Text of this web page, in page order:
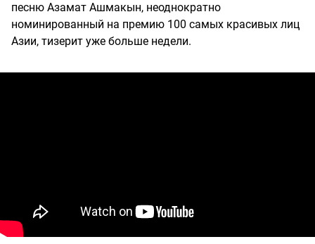
песню Азамат Ашмакын, неоднократно
номинированный на премию 100 самых красивых лиц
Азии, тизерит уже больше недели.